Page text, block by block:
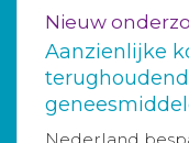
Nieuw
Aanzienlijke